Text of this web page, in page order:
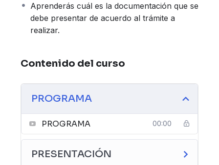
Aprenderás cuál es la documentación que se
debe presentar de acuerdo al trámite a
realizar.
Contenido del curso
PROGRAMA
PROGRAMA 00:00
PRESENTACIÓN